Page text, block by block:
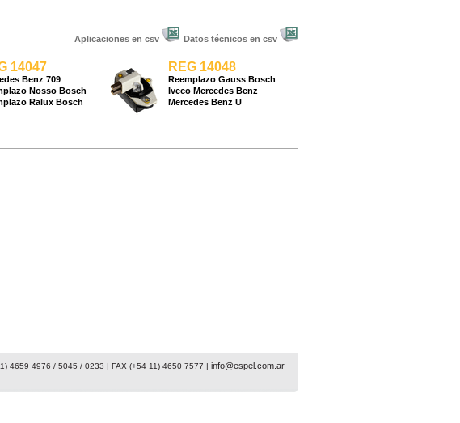
Aplicaciones en csv Datos técnicos en csv
14047
Benz 709
Nosso Bosch
Ralux Bosch
REG 14048
Reemplazo Gauss Bosch
Iveco Mercedes Benz
Mercedes Benz U
4659 4976 / 5045 / 0233 | FAX (+54 11) 4650 7577 | info@espel.com.ar